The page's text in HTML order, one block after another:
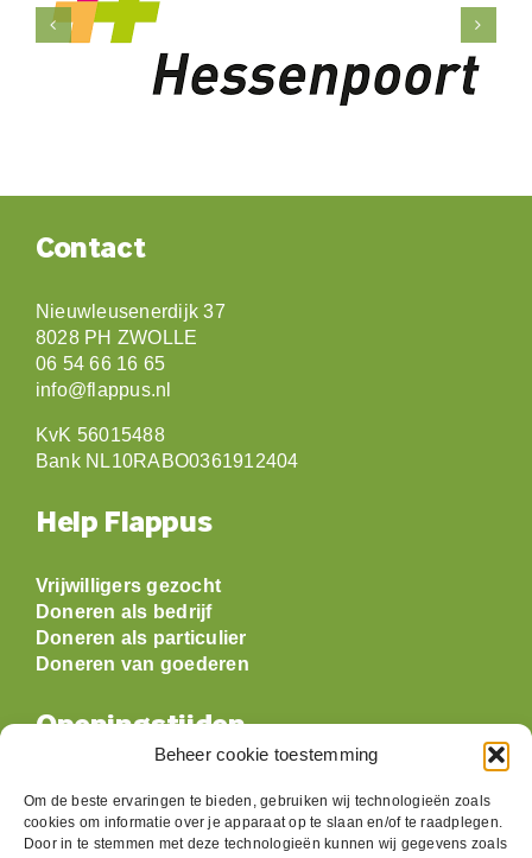
Beheer cookie toestemming
Om de beste ervaringen te bieden, gebruiken wij technologieën zoals
cookies om informatie over je apparaat op te slaan en/of te raadplegen.
Door in te stemmen met deze technologieën kunnen wij gegevens zoals
Contact
Nieuwleusenerdijk 37
8028 PH ZWOLLE
06 54 66 16 65
info@flappus.nl
KvK 56015488
Bank NL10RABO0361912404
Help Flappus
Vrijwilligers gezocht
Doneren als bedrijf
Doneren als particulier
Doneren van goederen
Openingstijden
Dinsdag:09:30 t/m 17:00
Woensdag:09:30 t/m 17:00